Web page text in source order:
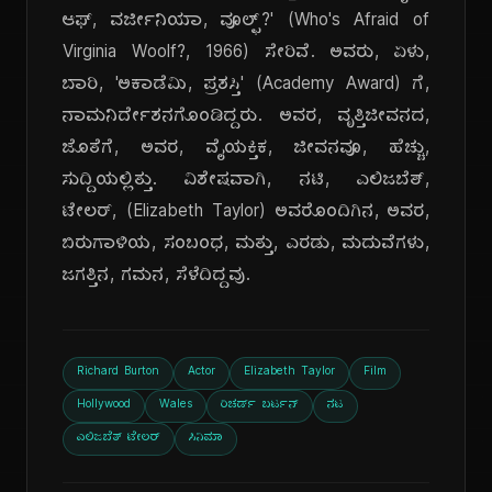
ಆಫ್, ವರ್ಜೀನಿಯಾ, ವೂಲ್ಫ್?' (Who's Afraid of
Virginia Woolf?, 1966) ಸೇರಿವೆ. ಅವರು, ಏಳು,
ಬಾರಿ, 'ಅಕಾಡೆಮಿ, ಪ್ರಶಸ್ತಿ' (Academy Award) ಗೆ,
ನಾಮನಿರ್ದೇಶನಗೊಂಡಿದ್ದರು. ಅವರ, ವೃತ್ತಿಜೀವನದ,
ಜೊತೆಗೆ, ಅವರ, ವೈಯಕ್ತಿಕ, ಜೀವನವೂ, ಹೆಚ್ಚು,
ಸುದ್ದಿಯಲ್ಲಿತ್ತು. ವಿಶೇಷವಾಗಿ, ನಟಿ, ಎಲಿಜಬೆತ್,
ಟೇಲರ್, (Elizabeth Taylor) ಅವರೊಂದಿಗಿನ, ಅವರ,
ಬಿರುಗಾಳಿಯ, ಸಂಬಂಧ, ಮತ್ತು, ಎರಡು, ಮದುವೆಗಳು,
ಜಗತ್ತಿನ, ಗಮನ, ಸೆಳೆದಿದ್ದವು.
Richard Burton Actor Elizabeth Taylor Film
Hollywood Wales ರಿಚರ್ಡ್ ಬರ್ಟನ್ ನಟ
ಎಲಿಜಬೆತ್ ಟೇಲರ್ ಸಿನಿಮಾ